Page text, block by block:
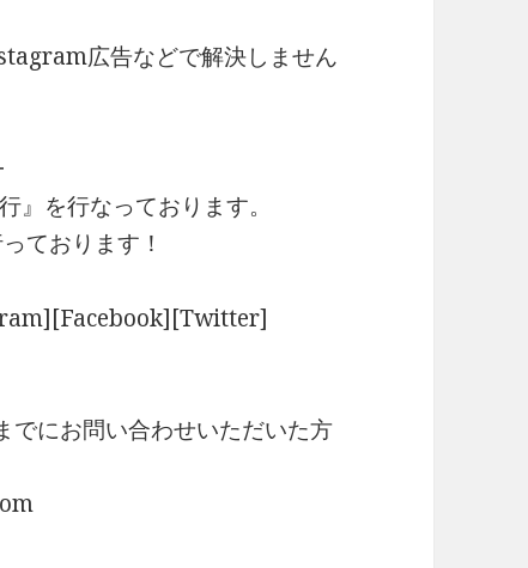
広告などで解決しません
』を行なっております。
ております！
でにお問い合わせいただいた方